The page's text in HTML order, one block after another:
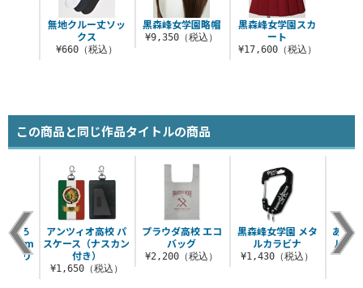
黒森峰女学園略帽
¥9,350（税込）
黒森峰女学園スカ
ート
¥17,600（税込）
無地クルー丈ソッ
クス
¥660（税込）
この商品と同じ作品タイトルの商品
プラウダ高校 エコ
バッグ
¥2,200（税込）
黒森峰女学園 メタ
ルカラビナ
¥1,430（税込）
あん
ルカ
下ろ
120cm
ミリ
アンツィオ高校 パ
スケース（ナスカン
付き）
¥1,650（税込）